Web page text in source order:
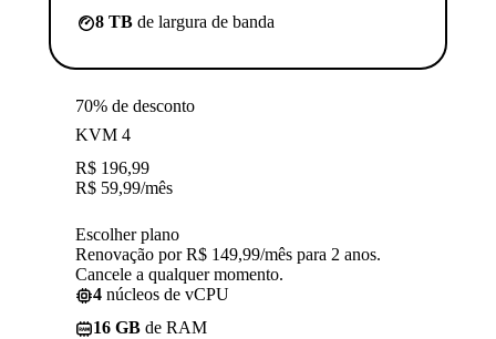
8 TB de largura de banda
70% de desconto
KVM 4
R$ 196,99
R$ 59,99/mês
Escolher plano
Renovação por R$ 149,99/mês para 2 anos.
Cancele a qualquer momento.
4 núcleos de vCPU
16 GB de RAM